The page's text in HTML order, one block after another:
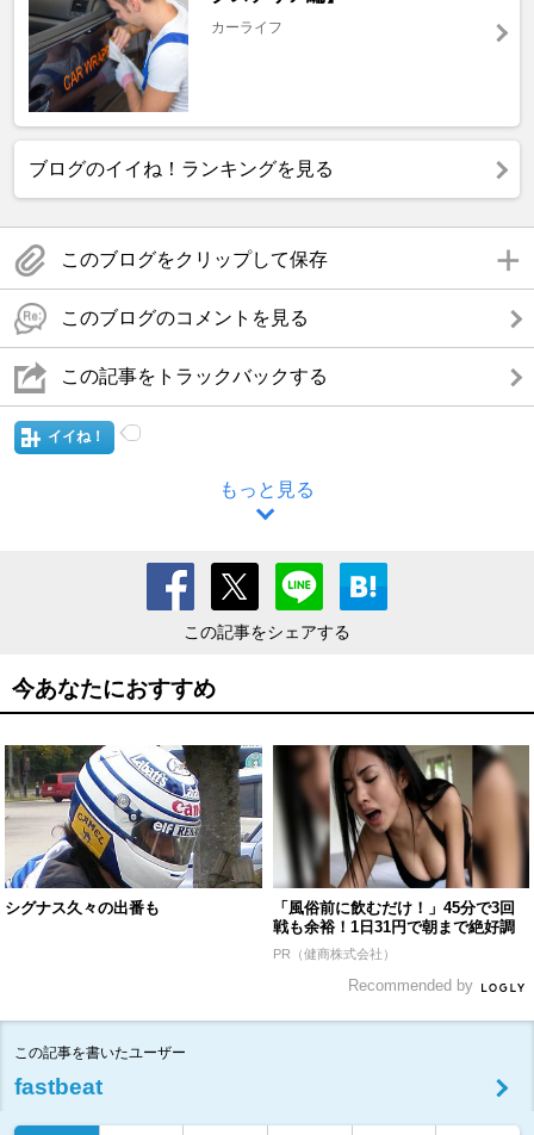
カーライフ
ブログのイイね！ランキングを見る
このブログをクリップして保存
このブログのコメントを見る
この記事をトラックバックする
イイね！
もっと見る
この記事をシェアする
今あなたにおすすめ
シグナス久々の出番も
「風俗前に飲むだけ！」45分で3回
戦も余裕！1日31円で朝まで絶好調
PR（健商株式会社）
Recommended by
この記事を書いたユーザー
fastbeat